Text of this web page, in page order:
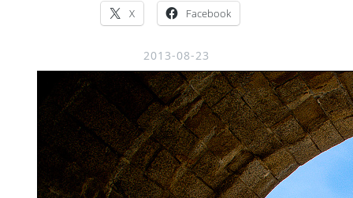
X Facebook
2013-08-23